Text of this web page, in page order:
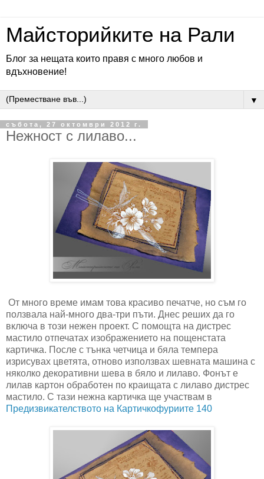
Майсторийките на Рали
Блог за нещата които правя с много любов и
вдъхновение!
▼
събота, 27 октомври 2012 г.
Нежност с лилаво...
От много време имам това красиво печатче, но съм го
ползвала най-много два-три пъти. Днес реших да го
включа в този нежен проект. С помощта на дистрес
мастило отпечатах изображението на пощенстата
картичка. После с тънка четчица и бяла темпера
изрисувах цветята, отново използвах шевната машина с
няколко декоративни шева в бяло и лилаво. Фонът е
лилав картон обработен по краищата с лилаво дистрес
мастило. С тази нежна картичка ще участвам в
Предизвикателството на Картичкофуриите 140